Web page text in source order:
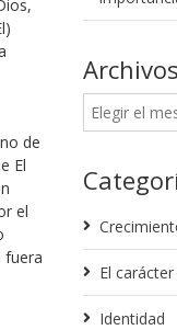
de
El
el
fuera
Archivos
El
Identidad